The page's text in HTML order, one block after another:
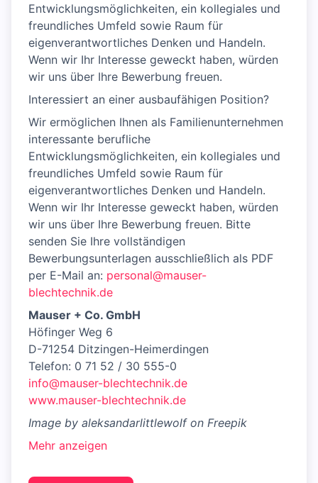
Entwicklungsmöglichkeiten, ein kollegiales und
freundliches Umfeld sowie Raum für
eigenverantwortliches Denken und Handeln.
Wenn wir Ihr Interesse geweckt haben, würden
wir uns über Ihre Bewerbung freuen.
Interessiert an einer ausbaufähigen Position?
Wir ermöglichen Ihnen als Familienunternehmen
interessante berufliche
Entwicklungsmöglichkeiten, ein kollegiales und
freundliches Umfeld sowie Raum für
eigenverantwortliches Denken und Handeln.
Wenn wir Ihr Interesse geweckt haben, würden
wir uns über Ihre Bewerbung freuen. Bitte
senden Sie Ihre vollständigen
Bewerbungsunterlagen ausschließlich als PDF
per E-Mail an: personal@mauser-
blechtechnik.de
Mauser + Co. GmbH
Höfinger Weg 6
D-71254 Ditzingen-Heimerdingen
Telefon: 0 71 52 / 30 555-0
info@mauser-blechtechnik.de
www.mauser-blechtechnik.de
Image by aleksandarlittlewolf on Freepik
Mehr anzeigen